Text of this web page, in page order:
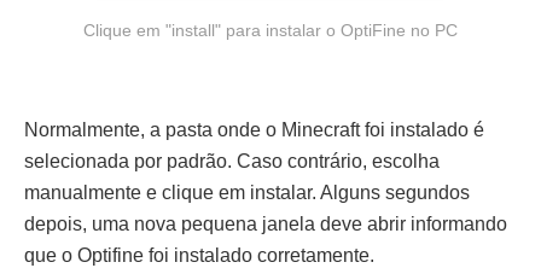
Clique em "install" para instalar o OptiFine no PC
Normalmente, a pasta onde o Minecraft foi instalado é
selecionada por padrão. Caso contrário, escolha
manualmente e clique em instalar. Alguns segundos
depois, uma nova pequena janela deve abrir informando
que o Optifine foi instalado corretamente.